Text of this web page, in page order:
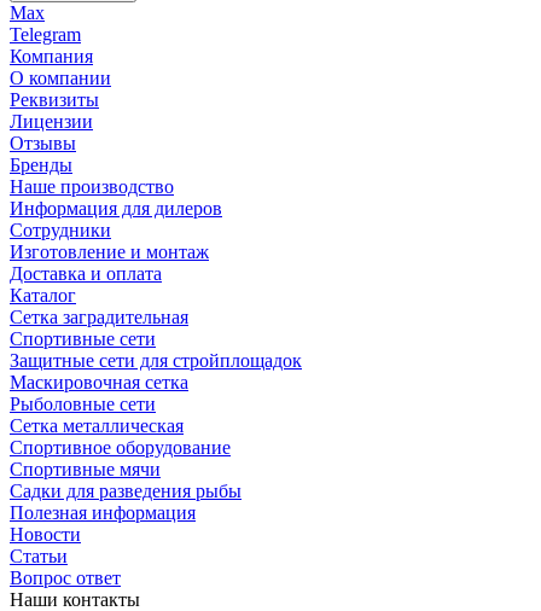
Max
Telegram
Компания
О компании
Реквизиты
Лицензии
Отзывы
Бренды
Наше производство
Информация для дилеров
Сотрудники
Изготовление и монтаж
Доставка и оплата
Каталог
Сетка заградительная
Спортивные сети
Защитные сети для стройплощадок
Маскировочная сетка
Рыболовные сети
Сетка металлическая
Спортивное оборудование
Спортивные мячи
Садки для разведения рыбы
Полезная информация
Новости
Статьи
Вопрос ответ
Наши контакты